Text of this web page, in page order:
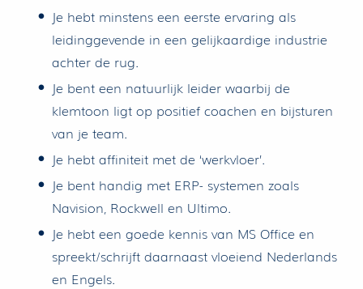
Je hebt minstens een eerste ervaring als
leidinggevende in een gelijkaardige industrie
achter de rug.
Je bent een natuurlijk leider waarbij de
klemtoon ligt op positief coachen en bijsturen
van je team.
Je hebt affiniteit met de ‘werkvloer’.
Je bent handig met ERP- systemen zoals
Navision, Rockwell en Ultimo.
Je hebt een goede kennis van MS Office en
spreekt/schrijft daarnaast vloeiend Nederlands
en Engels.